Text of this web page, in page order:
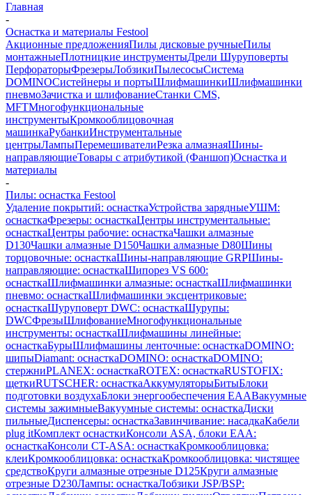
Главная
-
Оснастка и материалы Festool
Акционные предложенияПилы дисковые ручныеПилы
монтажныеПлотницкие инструментыДрели Шуруповерты
ПерфораторыФрезерыЛобзикиПылесосыСистема
DOMINOСистейнеры и портыШлифмашинкиШлифмашинки
пневмоЗачистка и шлифованиеСтанки CMS,
MFTМногофункциональные
инструментыКромкооблицовочная
машинкаРубанкиИнструментальные
центрыЛампыПеремешивателиРезка алмазнаяШины-
направляющиеТовары с атрибутикой (Фаншоп)Оснастка и
материалы
-
Пилы: оснастка Festool
Удаление покрытий: оснасткаУстройства зарядныеУШМ:
оснасткаФрезеры: оснасткаЦентры инструментальные:
оснасткаЦентры рабочие: оснасткаЧашки алмазные
D130Чашки алмазные D150Чашки алмазные D80Шины
торцовочные: оснасткаШины-направляющие GRPШины-
направляющие: оснасткаШипорез VS 600:
оснасткаШлифмашинки алмазные: оснасткаШлифмашинки
пневмо: оснасткаШлифмашинки эксцентриковые:
оснасткаШуруповерт DWC: оснасткаШурупы:
DWCФрезыШлифованиеМногофункциональные
инструменты: оснасткаШлифмашины линейные:
оснасткаБурыШлифмашины ленточные: оснасткаDOMINO:
шипыDiamant: оснасткаDOMINO: оснасткаDOMINO:
стержниPLANEX: оснасткаROTEX: оснасткаRUSTOFIX:
щеткиRUTSCHER: оснасткаАккумуляторыБитыБлоки
подготовки воздухаБлоки энергообеспечения EAAВакуумные
системы зажимныеВакуумные системы: оснасткаДиски
пильныеДиспенсеры: оснасткаЗавинчивание: насадкаКабели
plug itКомплект оснасткиКонсоли ASA, блоки EAA:
оснасткаКонсоли CT-ASA: оснасткаКромкооблицовка:
клеиКромкооблицовка: оснасткаКромкооблицовка: чистящее
средствоКруги алмазные отрезные D125Круги алмазные
отрезные D230Лампы: оснасткаЛобзики JSP/BSP: